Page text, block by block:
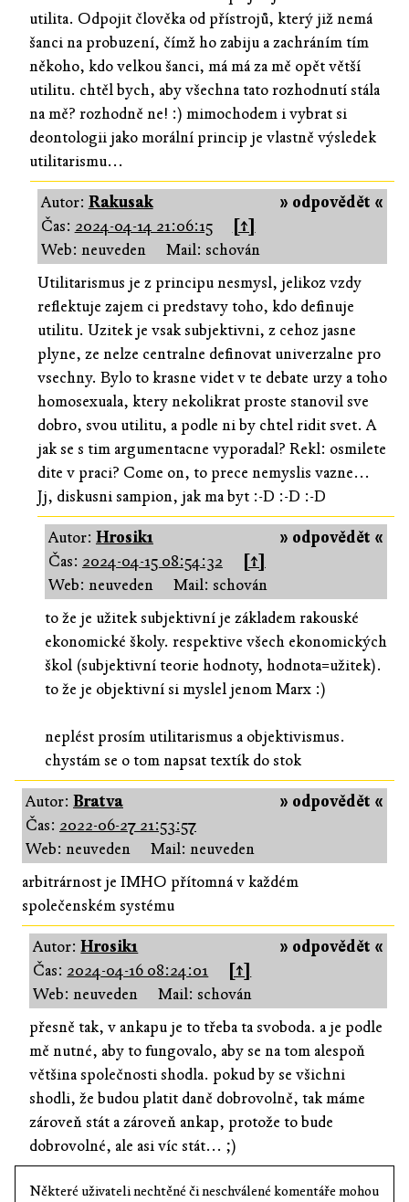
utilita. Odpojit člověka od přístrojů, který již nemá
šanci na probuzení, čímž ho zabiju a zachráním tím
někoho, kdo velkou šanci, má má za mě opět větší
utilitu. chtěl bych, aby všechna tato rozhodnutí stála
na mě? rozhodně ne! :) mimochodem i vybrat si
deontologii jako morální princip je vlastně výsledek
utilitarismu...
» odpovědět «
Autor: Rakusak
Čas: 2024-04-14 21:06:15
[↑]
Web: neuveden
Mail: schován
Utilitarismus je z principu nesmysl, jelikoz vzdy
reflektuje zajem ci predstavy toho, kdo definuje
utilitu. Uzitek je vsak subjektivni, z cehoz jasne
plyne, ze nelze centralne definovat univerzalne pro
vsechny. Bylo to krasne videt v te debate urzy a toho
homosexuala, ktery nekolikrat proste stanovil sve
dobro, svou utilitu, a podle ni by chtel ridit svet. A
jak se s tim argumentacne vyporadal? Rekl: osmilete
dite v praci? Come on, to prece nemyslis vazne...
Jj, diskusni sampion, jak ma byt :-D :-D :-D
» odpovědět «
Autor: Hrosik1
Čas: 2024-04-15 08:54:32
[↑]
Web: neuveden
Mail: schován
to že je užitek subjektivní je základem rakouské
ekonomické školy. respektive všech ekonomických
škol (subjektivní teorie hodnoty, hodnota=užitek).
to že je objektivní si myslel jenom Marx :)
neplést prosím utilitarismus a objektivismus.
chystám se o tom napsat textík do stok
» odpovědět «
Autor: Bratva
Čas: 2022-06-27 21:53:57
Web: neuveden
Mail: neuveden
arbitrárnost je IMHO přítomná v každém
společenském systému
» odpovědět «
Autor:Hrosik1
Čas: 2024-04-16 08:24:01
[↑]
Web: neuveden
Mail: schován
přesně tak, v ankapu je to třeba ta svoboda. a je podle
mě nutné, aby to fungovalo, aby se na tom alespoň
většina společnosti shodla. pokud by se všichni
shodli, že budou platit daně dobrovolně, tak máme
zároveň stát a zároveň ankap, protože to bude
dobrovolné, ale asi víc stát... ;)
Některé uživateli nechtěné či neschválené komentáře mohou